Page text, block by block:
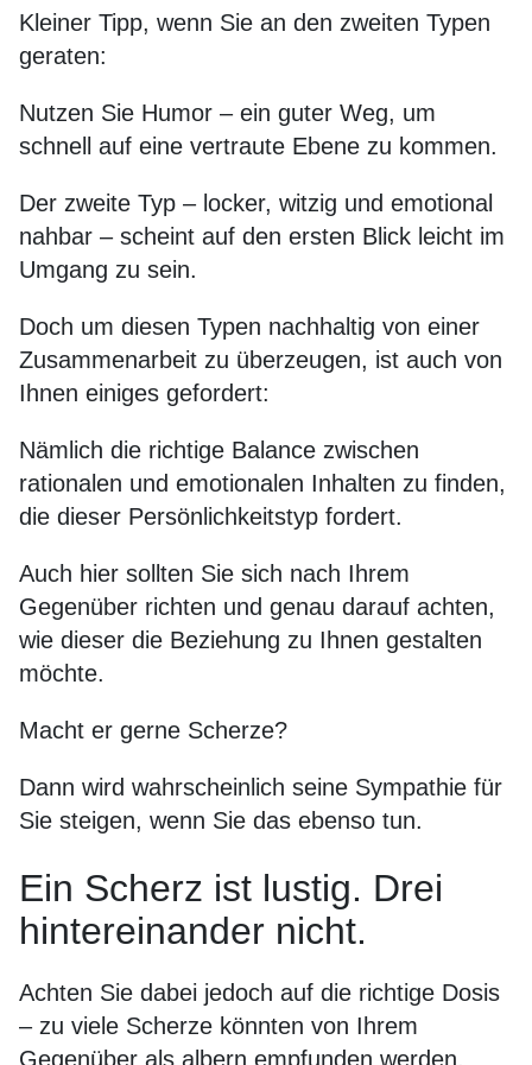
Kleiner Tipp, wenn Sie an den zweiten Typen
geraten:
Nutzen Sie Humor – ein guter Weg, um
schnell auf eine vertraute Ebene zu kommen.
Der zweite Typ – locker, witzig und emotional
nahbar – scheint auf den ersten Blick leicht im
Umgang zu sein.
Doch um diesen Typen nachhaltig von einer
Zusammenarbeit zu überzeugen, ist auch von
Ihnen einiges gefordert:
Nämlich die richtige Balance zwischen
rationalen und emotionalen Inhalten zu finden,
die dieser Persönlichkeitstyp fordert.
Auch hier sollten Sie sich nach Ihrem
Gegenüber richten und genau darauf achten,
wie dieser die Beziehung zu Ihnen gestalten
möchte.
Macht er gerne Scherze?
Dann wird wahrscheinlich seine Sympathie für
Sie steigen, wenn Sie das ebenso tun.
Ein Scherz ist lustig. Drei
hintereinander nicht.
Achten Sie dabei jedoch auf die richtige Dosis
– zu viele Scherze könnten von Ihrem
Gegenüber als albern empfunden werden.